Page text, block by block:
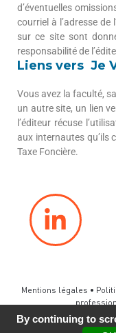
d’éventuelles
courriel à l’adresse de
sur ce site sont
responsabilité de
Liens vers Je
Vous avez la faculté,
un autre site, un lien
l’éditeur récuse
aux internautes qu’ils
Taxe Foncière.
Mentions légales •
By continuing to